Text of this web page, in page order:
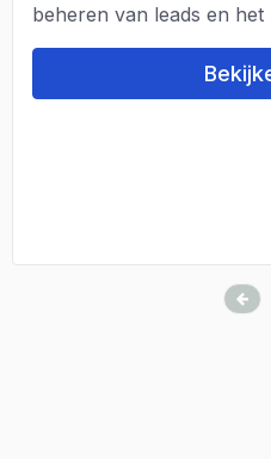
beheren van leads en